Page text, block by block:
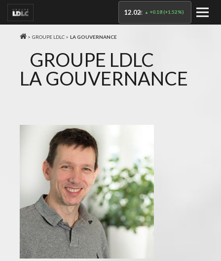
12.02€ +0.18(+1.52%)
> GROUPE LDLC > LA GOUVERNANCE
GROUPE LDLC
LA GOUVERNANCE